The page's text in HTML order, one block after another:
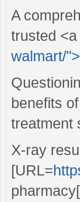
A
trusted
walmart/
benefits of
treatment
X-ray
[URL=